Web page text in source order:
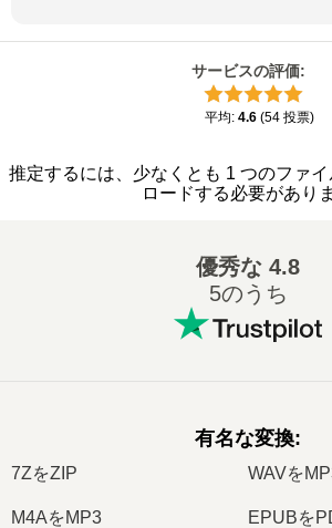
サービスの評価:
平均: 4.6 (54 投票)
推定するには、少なくとも 1 つのファ
ロードする必要があり
優秀な 4.8
5のうち
有名な変換:
7ZをZIP WAVを
M4AをMP3 EPUBを